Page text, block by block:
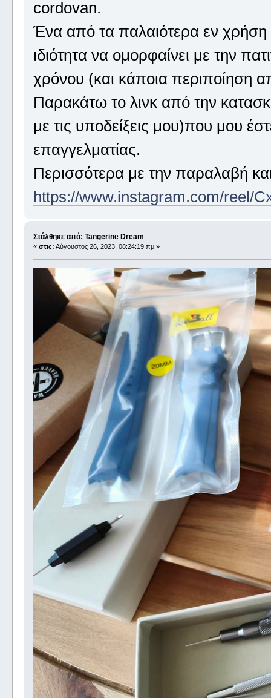
cordovan.
Ένα από τα παλαιότερα εν χρήση
ιδιότητα να ομορφαίνει με την
χρόνου (και κάποια περιποίηση
Παρακάτω το λινκ από την
με τις υποδείξεις μου)που μου
επαγγελματίας.
Περισσότερα με την παραλαβή
https://www.instagram.com/reel/
Στάλθηκε από: Tangerine Dream
« στις: Αύγουστος 26, 2023, 08:24:19 πμ »